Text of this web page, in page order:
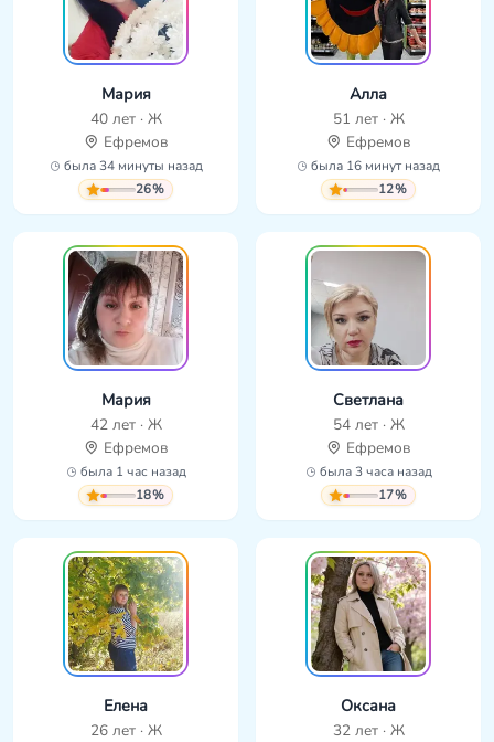
Мария
40 лет · Ж
Ефремов
была 34 минуты назад
26%
Алла
51 лет · Ж
Ефремов
была 16 минут назад
12%
Мария
42 лет · Ж
Ефремов
была 1 час назад
18%
Светлана
54 лет · Ж
Ефремов
была 3 часа назад
17%
Елена
26 лет · Ж
Оксана
32 лет · Ж